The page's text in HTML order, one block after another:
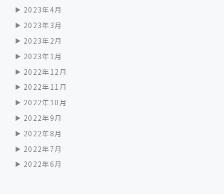
2023年4月
2023年3月
2023年2月
2023年1月
2022年12月
2022年11月
2022年10月
2022年9月
2022年8月
2022年7月
2022年6月